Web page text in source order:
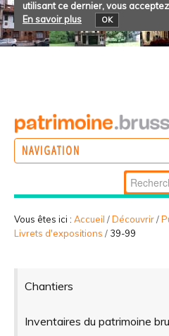
utilisant ce dernier, vous
En savoir plus
OK
NAVIGATION
PARTICIPER
Chercher
avancée…
Vous êtes ici : Accueil /Découvrir/
Livrets d'expositions / 39-99
Chantiers
Inventaires du patrimoine